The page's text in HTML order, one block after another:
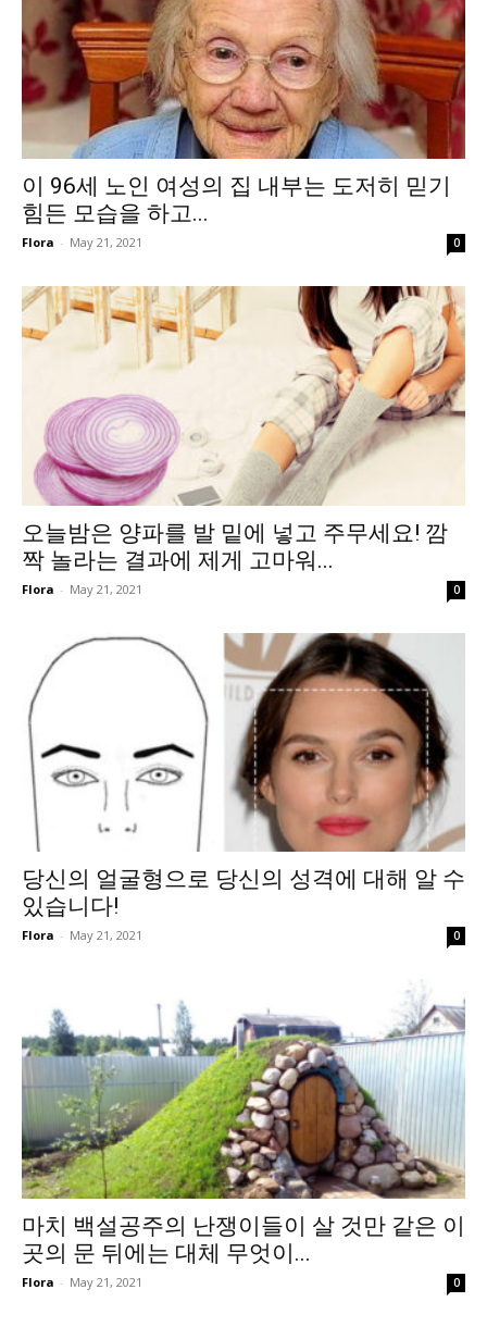
이 96세 노인 여성의 집 내부는 도저히 믿기
힘든 모습을 하고...
Flora - May 21, 2021 0
오늘밤은 양파를 발 밑에 넣고 주무세요! 깜
짝 놀라는 결과에 제게 고마워...
Flora - May 21, 2021 0
당신의 얼굴형으로 당신의 성격에 대해 알 수
있습니다!
Flora - May 21, 2021 0
마치 백설공주의 난쟁이들이 살 것만 같은 이
곳의 문 뒤에는 대체 무엇이...
Flora - May 21, 2021 0